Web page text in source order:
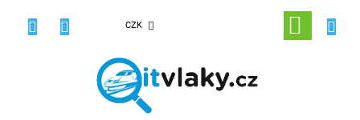
CZK
NÁKUPNÍ
KOŠÍK